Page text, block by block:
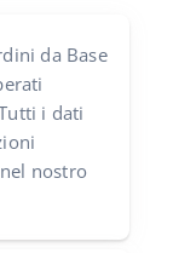
da Base
i dati
nostro